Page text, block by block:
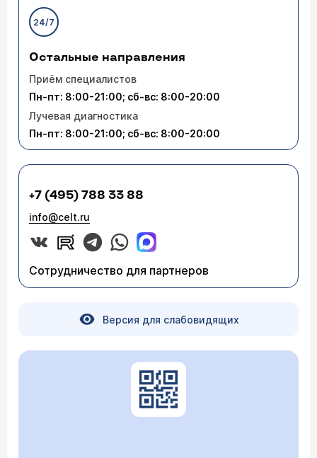
24/7
Остальные направления
Приём специалистов
Пн-пт: 8:00-21:00; сб-вс: 8:00-20:00
Лучевая диагностика
Пн-пт: 8:00-21:00; сб-вс: 8:00-20:00
+7 (495) 788 33 88
info@celt.ru
Сотрудничество для партнеров
Версия для слабовидящих